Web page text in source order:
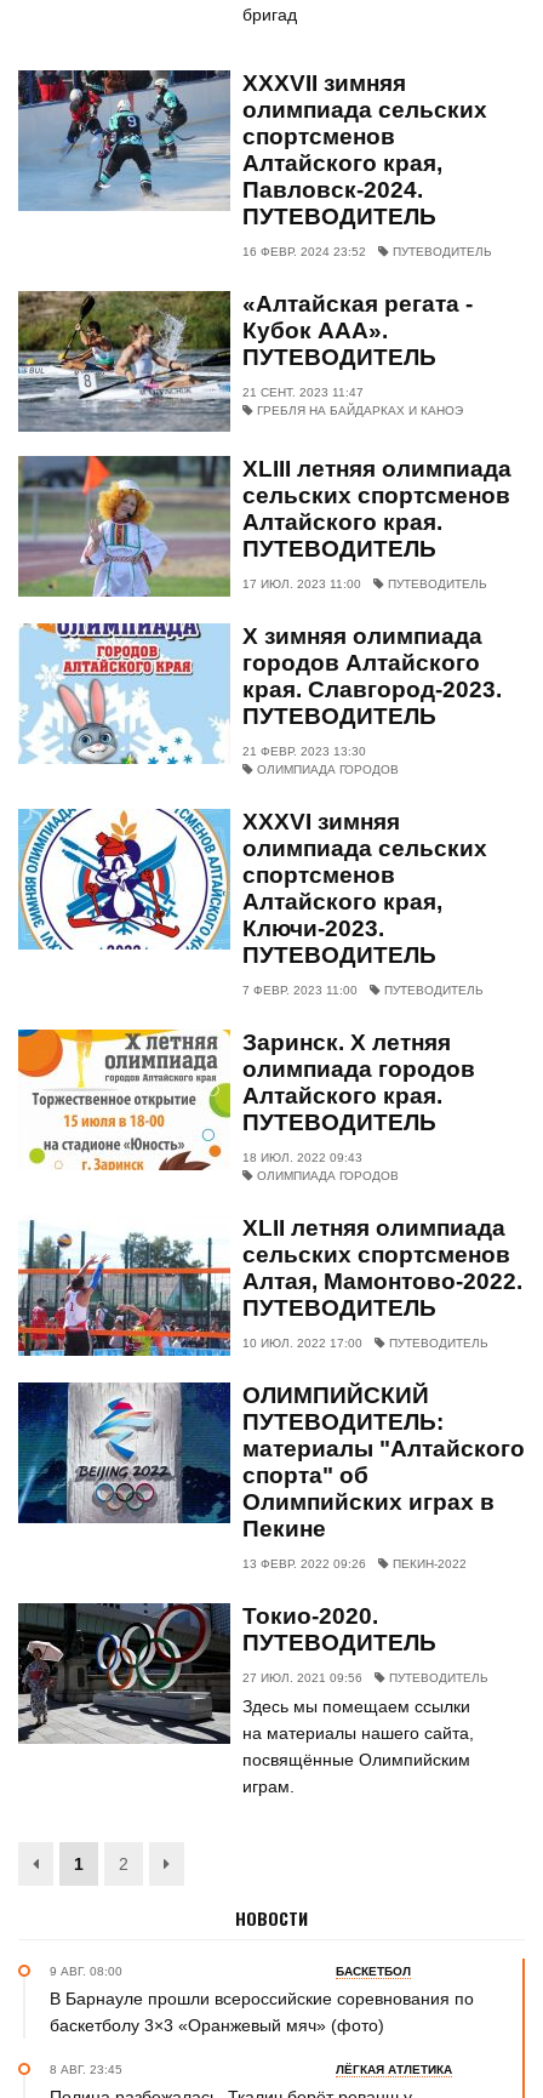
бригад
XXXVII зимняя
олимпиада сельских
спортсменов
Алтайского края,
Павловск-2024.
ПУТЕВОДИТЕЛЬ
16 ФЕВР. 2024 23:52 ПУТЕВОДИТЕЛЬ
«Алтайская регата -
Кубок ААА».
ПУТЕВОДИТЕЛЬ
21 СЕНТ. 2023 11:47
ГРЕБЛЯ НА БАЙДАРКАХ И КАНОЭ
XLIII летняя олимпиада
сельских спортсменов
Алтайского края.
ПУТЕВОДИТЕЛЬ
17 ИЮЛ. 2023 11:00 ПУТЕВОДИТЕЛЬ
Х зимняя олимпиада
городов Алтайского
края. Славгород-2023.
ПУТЕВОДИТЕЛЬ
21 ФЕВР. 2023 13:30
ОЛИМПИАДА ГОРОДОВ
XXXVI зимняя
олимпиада сельских
спортсменов
Алтайского края,
Ключи-2023.
ПУТЕВОДИТЕЛЬ
7 ФЕВР. 2023 11:00 ПУТЕВОДИТЕЛЬ
Заринск. X летняя
олимпиада городов
Алтайского края.
ПУТЕВОДИТЕЛЬ
18 ИЮЛ. 2022 09:43
ОЛИМПИАДА ГОРОДОВ
XLII летняя олимпиада
сельских спортсменов
Алтая, Мамонтово-2022.
ПУТЕВОДИТЕЛЬ
10 ИЮЛ. 2022 17:00 ПУТЕВОДИТЕЛЬ
ОЛИМПИЙСКИЙ
ПУТЕВОДИТЕЛЬ:
материалы "Алтайского
спорта" об
Олимпийских играх в
Пекине
13 ФЕВР. 2022 09:26 ПЕКИН-2022
Токио-2020.
ПУТЕВОДИТЕЛЬ
27 ИЮЛ. 2021 09:56 ПУТЕВОДИТЕЛЬ
Здесь мы помещаем ссылки
на материалы нашего сайта,
посвящённые Олимпийским
играм.
1 2
НОВОСТИ
9 АВГ. 08:00 БАСКЕТБОЛ
В Барнауле прошли всероссийские соревнования по
баскетболу 3×3 «Оранжевый мяч» (фото)
8 АВГ. 23:45 ЛЁГКАЯ АТЛЕТИКА